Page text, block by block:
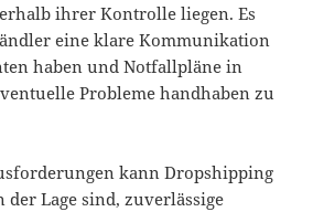
ihrer Kontrolle liegen. Es
eine klare Kommunikation
haben und Notfallpläne in
Probleme handhaben zu
kann Dropshipping
Lage sind, zuverlässige